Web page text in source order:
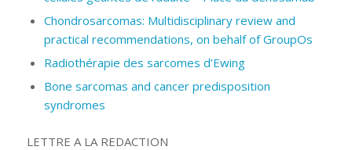
Chondrosarcomas: Multidisciplinary review and
practical recommendations, on behalf of GroupOs
Radiothérapie des sarcomes d’Ewing
Bone sarcomas and cancer predisposition
syndromes
LETTRE A LA REDACTION